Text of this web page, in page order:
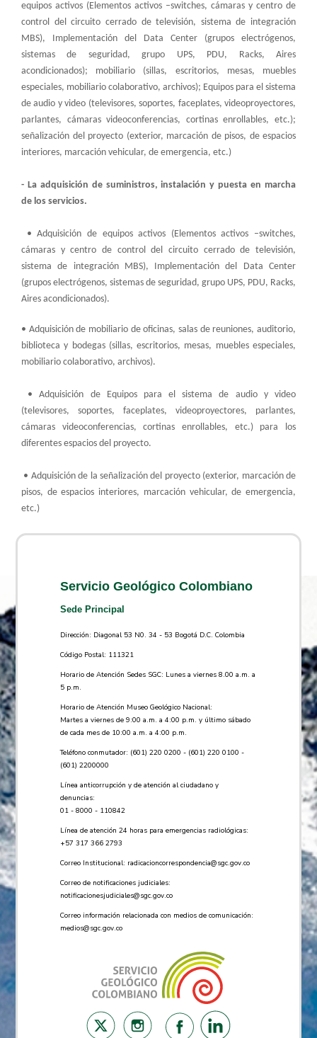
equipos activos (Elementos activos –switches, cámaras y centro de
control del circuito cerrado de televisión, sistema de integración
MBS), Implementación del Data Center (grupos electrógenos,
sistemas de seguridad, grupo UPS, PDU, Racks, Aires
acondicionados); mobiliario (sillas, escritorios, mesas, muebles
especiales, mobiliario colaborativo, archivos); Equipos para el sistema
de audio y video (televisores, soportes, faceplates, videoproyectores,
parlantes, cámaras videoconferencias, cortinas enrollables, etc.);
señalización del proyecto (exterior, marcación de pisos, de espacios
interiores, marcación vehicular, de emergencia, etc.)
- La adquisición de suministros, instalación y puesta en marcha
de los servicios.
• Adquisición de equipos activos (Elementos activos –switches,
cámaras y centro de control del circuito cerrado de televisión,
sistema de integración MBS), Implementación del Data Center
(grupos electrógenos, sistemas de seguridad, grupo UPS, PDU, Racks,
Aires acondicionados).
• Adquisición de mobiliario de oficinas, salas de reuniones, auditorio,
biblioteca y bodegas (sillas, escritorios, mesas, muebles especiales,
mobiliario colaborativo, archivos).
• Adquisición de Equipos para el sistema de audio y video
(televisores, soportes, faceplates, videoproyectores, parlantes,
cámaras videoconferencias, cortinas enrollables, etc.) para los
diferentes espacios del proyecto.
• Adquisición de la señalización del proyecto (exterior, marcación de
pisos, de espacios interiores, marcación vehicular, de emergencia,
etc.)
Servicio Geológico Colombiano
Sede Principal
Dirección: Diagonal 53 N0. 34 - 53 Bogotá D.C. Colombia
Código Postal: 111321
Horario de Atención Sedes SGC: Lunes a viernes 8.00 a.m. a
5 p.m.
Horario de Atención Museo Geológico Nacional:
Martes a viernes de 9:00 a.m. a 4:00 p.m. y último sábado
de cada mes de 10:00 a.m. a 4:00 p.m.
Teléfono conmutador: (601) 220 0200 - (601) 220 0100 -
(601) 2200000
Línea anticorrupción y de atención al ciudadano y
denuncias:
01 - 8000 - 110842
Línea de atención 24 horas para emergencias radiológicas:
+57 ​317 366 2793
Correo Institucional: radicacioncorrespondencia@sgc.gov.co
Correo de notificaciones judiciales:
notificacionesjudiciales@sgc.gov.co
Correo información relacionada con medios de comunicación:
medios@sgc.gov.co